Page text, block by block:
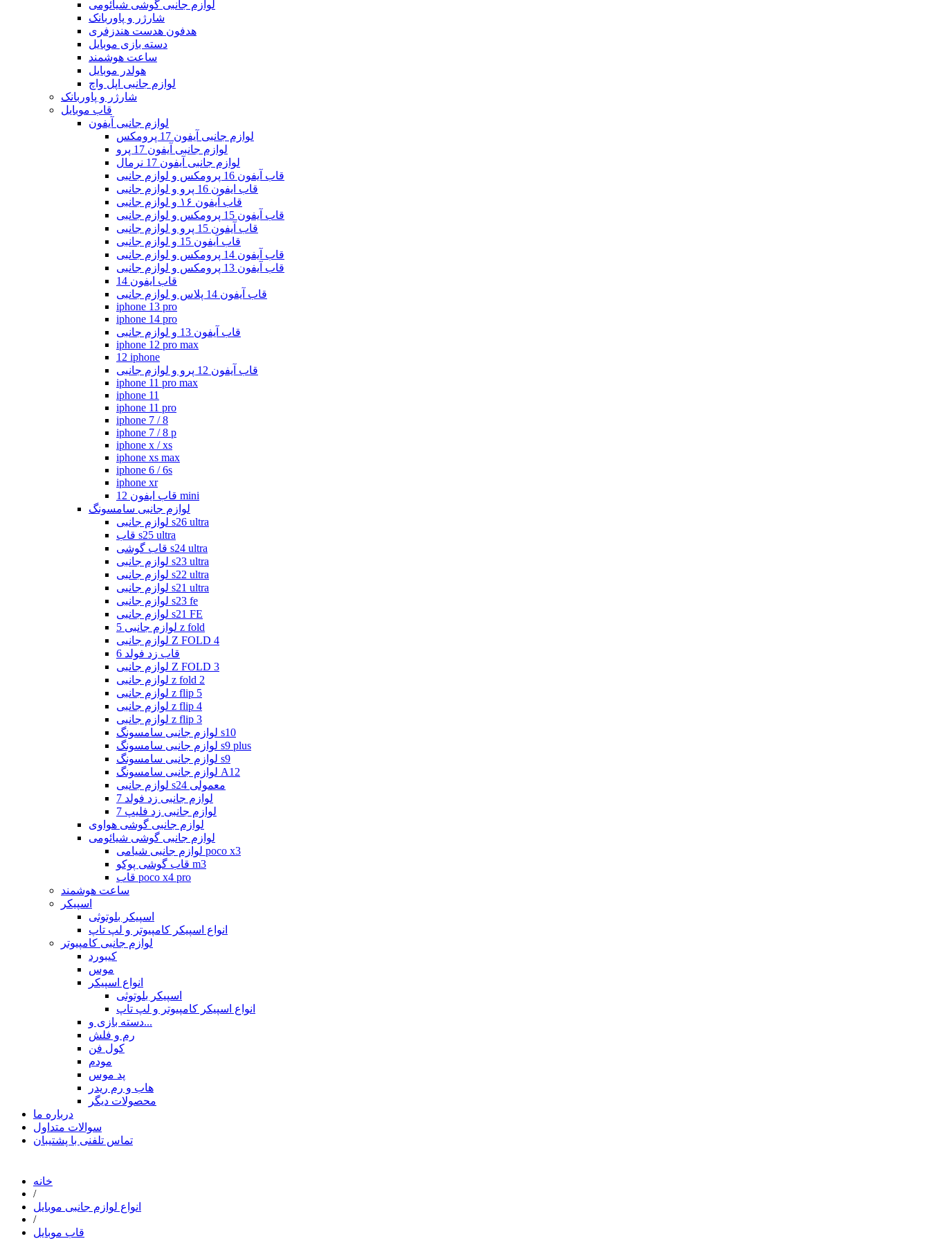
لوازم جانبی گوشی شیائومی
شارژر و پاوربانک
هدفون هدست هندزفری
دسته بازی موبایل
ساعت هوشمند
هولدر موبایل
لوازم جانبی اپل واچ
شارژر و پاوربانک
قاب موبایل
لوازم جانبی آیفون
لوازم جانبی آیفون 17 پرومکس
لوازم جانبی آیفون 17 پرو
لوازم جانبی آیفون 17 نرمال
قاب آیفون 16 پرومکس و لوازم جانبی
قاب ایفون 16 پرو و لوازم جانبی
قاب آیفون ۱۶ و لوازم جانبی
قاب آیفون 15 پرومکس و لوازم جانبی
قاب آیفون 15 پرو و لوازم جانبی
قاب آیفون 15 و لوازم جانبی
قاب آیفون 14 پرومکس و لوازم جانبی
قاب آیفون 13 پرومکس و لوازم جانبی
قاب ایفون 14
قاب آیفون 14 پلاس و لوازم جانبی
iphone 13 pro
iphone 14 pro
قاب آیفون 13 و لوازم جانبی
iphone 12 pro max
12 iphone
قاب آیفون 12 پرو و لوازم جانبی
iphone 11 pro max
iphone 11
iphone 11 pro
iphone 7 / 8
iphone 7 / 8 p
iphone x / xs
iphone xs max
iphone 6 / 6s
iphone xr
قاب ایفون 12 mini
لوازم جانبی سامسونگ
لوازم جانبی s26 ultra
قاب s25 ultra
قاب گوشی s24 ultra
لوازم جانبی s23 ultra
لوازم جانبی s22 ultra
لوازم جانبی s21 ultra
لوازم جانبی s23 fe
لوازم جانبی s21 FE
لوازم جانبی 5 z fold
لوازم جانبی Z FOLD 4
قاب زد فولد 6
لوازم جانبی Z FOLD 3
لوازم جانبی z fold 2
لوازم جانبی z flip 5
لوازم جانبی z flip 4
لوازم جانبی z flip 3
لوازم جانبی سامسونگ s10
لوازم جانبی سامسونگ s9 plus
لوازم جانبی سامسونگ s9
لوازم جانبی سامسونگ A12
لوازم جانبی s24 معمولی
لوازم جانبی زد فولد 7
لوازم جانبی زد فلیپ 7
لوازم جانبی گوشی هواوی
لوازم جانبی گوشی شیائومی
لوازم جانبی شیامی poco x3
قاب گوشی پوکو m3
قاب poco x4 pro
ساعت هوشمند
اسپیکر
اسپیکر بلوتوثی
انواع اسپیکر کامپیوتر و لپ تاپ
لوازم جانبی کامپیوتر
کیبورد
موس
انواع اسپیکر
اسپیکر بلوتوثی
انواع اسپیکر کامپیوتر و لپ تاپ
دسته بازی و...
رم و فلش
کول فن
مودم
پد موس
هاب و رم ریدر
محصولات دیگر
درباره ما
سوالات متداول
تماس تلفنی با پشتیبان
خانه
/
انواع لوازم جانبی موبایل
/
قاب موبایل